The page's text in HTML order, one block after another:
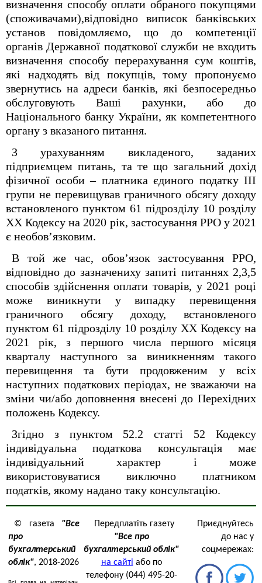
визначення способу оплати обраного покупцями
(споживачами),відповідно виписок банківських
установ повідомляємо, що до компетенції
органів Державної податкової служби не входить
визначення способу перерахування сум коштів,
які надходять від покупців, тому пропонуємо
звернутись на адреси банків, які безпосередньо
обслуговують Ваші рахунки, або до
Національного банку України, як компетентного
органу з вказаного питання.
З урахуванням викладеного, заданих
підприємцем питань, та те що загальний дохід
фізичної особи – платника єдиного податку ІІІ
групи не перевищував граничного обсягу доходу
встановленого пунктом 61 підрозділу 10 розділу
ХХ Кодексу на 2020 рік, застосування РРО у 2021
є необов’язковим.
В той же час, обов’язок застосування РРО,
відповідно до зазначениху запиті питаннях 2,3,5
способів здійснення оплати товарів, у 2021 році
може виникнути у випадку перевищення
граничного обсягу доходу, встановленого
пунктом 61 підрозділу 10 розділу ХХ Кодексу на
2021 рік, з першого числа першого місяця
кварталу наступного за виникненням такого
перевищення та бути продовженим у всіх
наступних податкових періодах, не зважаючи на
зміни чи/або доповнення внесені до Перехідних
положень Кодексу.
Згідно з пунктом 52.2 статті 52 Кодексу
індивідуальна податкова консультація має
індивідуальний характер і може
використовуватися виключно платником
податків, якому надано таку консультацію.
© газета "Все
про
бухгалтерський
облік", 2018-2026
Передплатіть газету
"Все про
бухгалтерський облік"
на сайті або по
телефону (044) 495-20-
Приєднуйтесь
до нас у
соцмережах: